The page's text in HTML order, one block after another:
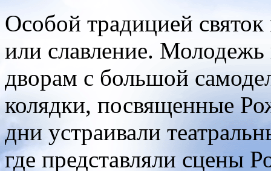
Особой традицией
или славление.
дворам с большой
колядки, посвященные
дни устраивали
где представляли сцены